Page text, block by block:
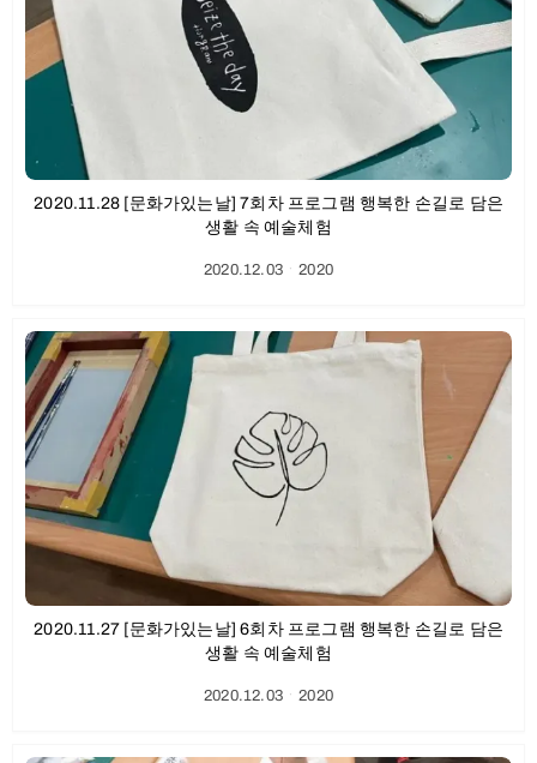
2020.11.28 [문화가있는날] 7회차 프로그램 행복한 손길로 담은
생활 속 예술체험
2020.12.03ㆍ2020
2020.11.27 [문화가있는날] 6회차 프로그램 행복한 손길로 담은
생활 속 예술체험
2020.12.03ㆍ2020